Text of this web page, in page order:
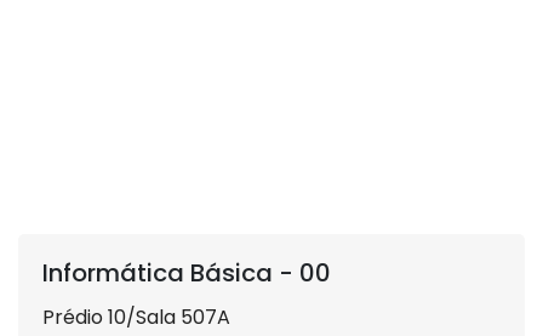
Informática Básica - 00
Prédio 10/Sala 507A